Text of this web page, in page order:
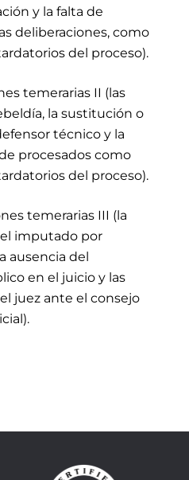
y la falta de
deliberaciones, como
del proceso).
temerarias II (las
la sustitución o
técnico y la
procesados como
del proceso).
temerarias III (la
imputado por
ausencia del
en el juicio y las
juez ante el consejo